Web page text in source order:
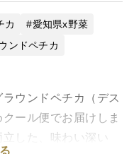
カ
愛知県x野菜
ンドペチカ
ウンドペチカ（デス
ール便でお届けしま
した、味わい深い